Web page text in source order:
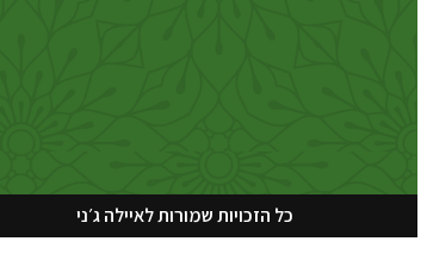
כל הזכויות שמורות לאיילה ג׳ני